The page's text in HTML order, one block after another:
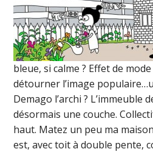
bleue, si calme ? Effet de
détourner l’image
Demago l’archi ? L’immeuble
désormais une couche.
haut. Matez un peu ma
est, avec toit à double pente,